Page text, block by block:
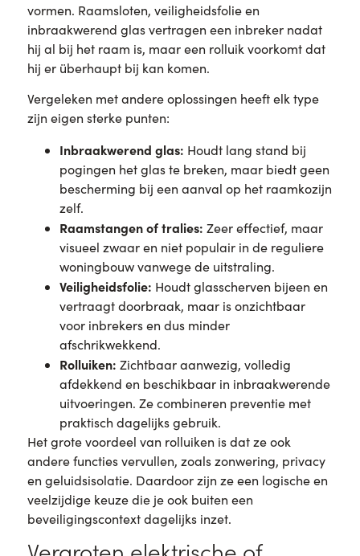
vormen. Raamsloten, veiligheidsfolie en
inbraakwerend glas vertragen een inbreker nadat
hij al bij het raam is, maar een rolluik voorkomt dat
hij er überhaupt bij kan komen.
Vergeleken met andere oplossingen heeft elk type
zijn eigen sterke punten:
Inbraakwerend glas: Houdt lang stand bij
pogingen het glas te breken, maar biedt geen
bescherming bij een aanval op het raamkozijn
zelf.
Raamstangen of tralies: Zeer effectief, maar
visueel zwaar en niet populair in de reguliere
woningbouw vanwege de uitstraling.
Veiligheidsfolie: Houdt glasscherven bijeen en
vertraagt doorbraak, maar is onzichtbaar
voor inbrekers en dus minder
afschrikwekkend.
Rolluiken: Zichtbaar aanwezig, volledig
afdekkend en beschikbaar in inbraakwerende
uitvoeringen. Ze combineren preventie met
praktisch dagelijks gebruik.
Het grote voordeel van rolluiken is dat ze ook
andere functies vervullen, zoals zonwering, privacy
en geluidsisolatie. Daardoor zijn ze een logische en
veelzijdige keuze die je ook buiten een
beveiligingscontext dagelijks inzet.